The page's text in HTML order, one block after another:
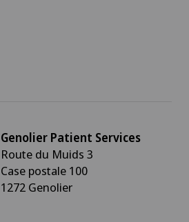
Genolier Patient Services
Route du Muids 3
Case postale 100
1272 Genolier